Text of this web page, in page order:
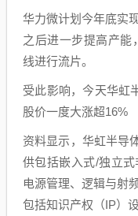
华力微计划今年底实
之后进一步提高产能
线进行流片。
受此影响，今天华虹
股价一度大涨超16%
资料显示，华虹半导
供包括嵌入式/独立
电源管理、逻辑与射
包括知识产权（IP）